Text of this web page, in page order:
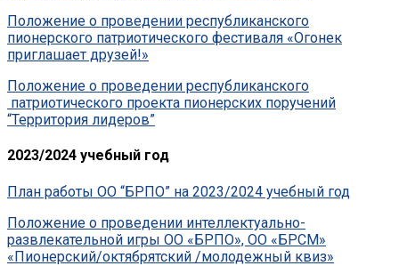
Положение о проведении республиканского
пионерского патриотического фестиваля «Огонек
приглашает друзей!»
Положение о проведении республиканского
патриотического проекта пионерских поручений
“Территория лидеров”
2023/2024 учебный год
План работы ОО “БРПО” на 2023/2024 учебный год
Положение о проведении интеллектуально-
развлекательной игры ОО «БРПО», ОО «БРСМ»
«Пионерский/октябрятский /молодежный квиз»